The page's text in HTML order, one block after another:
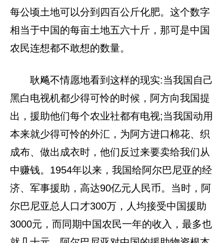
每公顷土地可以分到四百公斤化肥。这个数字
相当于中国的每亩土地五六十斤，那可是中国
农民连想都不敢想的数量。
耿飚不情愿地看到这样的现实:当我国自己
黑白电视机都少得可怜的时候，阿方向我国提
出，援助他们每个农业社都有电视;当我国动用
本来就少得可怜的外汇，为阿方进口棉花、织
成布、做出成衣时，他们反过来要卖给我们从
中赚钱。1954年以来，我国给阿尔巴尼亚的经
济、军事援助，高达90亿元人民币。当时，阿
尔巴尼亚总人口才300万，人均接受中国援助
3000元，而同期中国农民一年的收入，最多也